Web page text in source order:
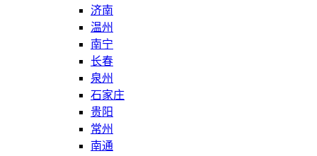
济南
温州
南宁
长春
泉州
石家庄
贵阳
常州
南通